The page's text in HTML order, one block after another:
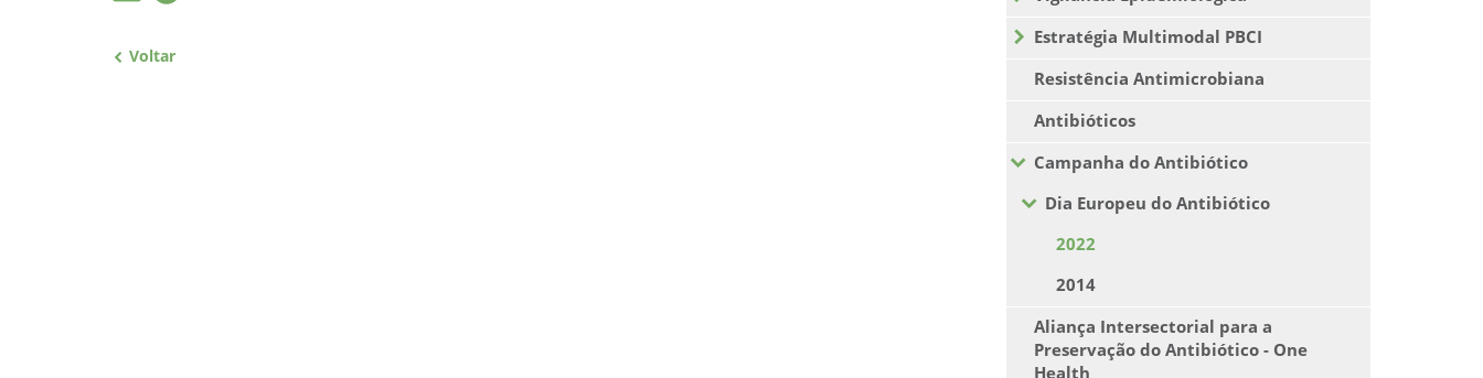
Voltar
Estratégia Multimodal PBCI
Resistência Antimicrobiana
Antibióticos
Campanha do Antibiótico
Dia Europeu do Antibiótico
2022
2014
Aliança Intersectorial para a
Preservação do Antibiótico - One
Health